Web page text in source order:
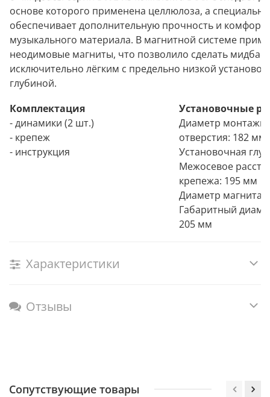
основе которого применена целлюлоза, а
обеспечивает дополнительную прочность и
музыкального материала. В магнитной системе
неодимовые магниты, что позволило сделать мидбас
исключительно лёгким с предельно низкой
глубиной.
Комплектация
- динамики (2 шт.)
- крепеж
- инструкция
Установочные
Диаметр
отверстия: 182 мм
Установочная
Межосевое
крепежа: 195 мм
Диаметр магнита:
Габаритный
205 мм
Характеристики
Отзывы
Сопутствующие товары